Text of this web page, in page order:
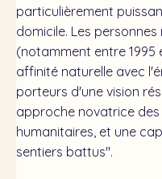
particulièrement
domicile. Les
(notamment entre
affinité naturelle avec
porteurs d'une vision
approche novatrice
humanitaires, et une
sentiers battus".